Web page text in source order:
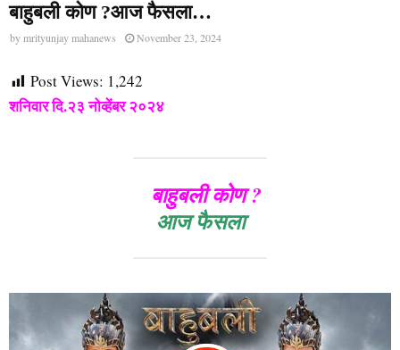
बाहुबली कोण ?आज फैसला…
bymrityunjay mahanews November 23, 2024
Post Views: 1,242
शनिवार दि.२३ नोव्हेंबर २०२४
बाहुबली कोण ?
आज फैसला